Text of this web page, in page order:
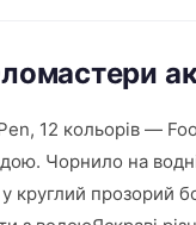
12 кольорів —
Чорнило на
круглий прозорий